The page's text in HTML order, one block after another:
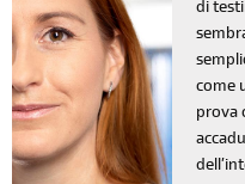
di
come
prova